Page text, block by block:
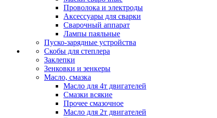
Проволока и электроды
Аксессуары для сварки
Сварочный аппарат
Лампы паяльные
Пуско-зарядные устройства
Скобы для степлера
Заклепки
Зенковки и зенкеры
Масло, смазка
Масло для 4т двигателей
Смазки всякие
Прочее смазочное
Масло для 2т двигателей